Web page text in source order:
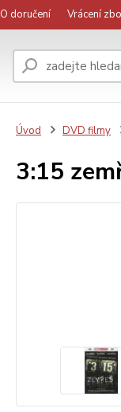
O doručení Vrácení
Úvod DVD filmy
3:15